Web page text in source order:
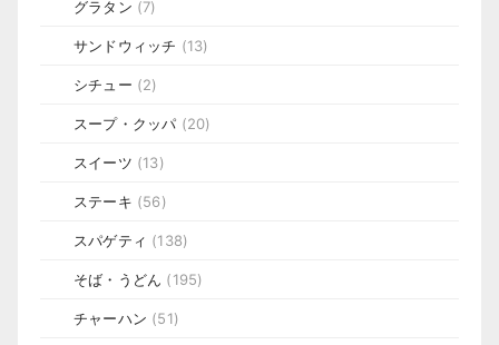
グラタン (7)
サンドウィッチ (13)
シチュー (2)
スープ・クッパ (20)
スイーツ (13)
ステーキ (56)
スパゲティ (138)
そば・うどん (195)
チャーハン (51)